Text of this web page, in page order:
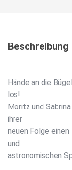
Beschreibung
Hände an die
los!
Moritz und
ihrer
neuen Folge
und
astronomischen